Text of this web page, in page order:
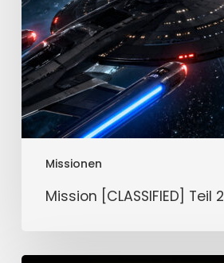
Missionen
Mission [CLASSIFIED] Teil 2